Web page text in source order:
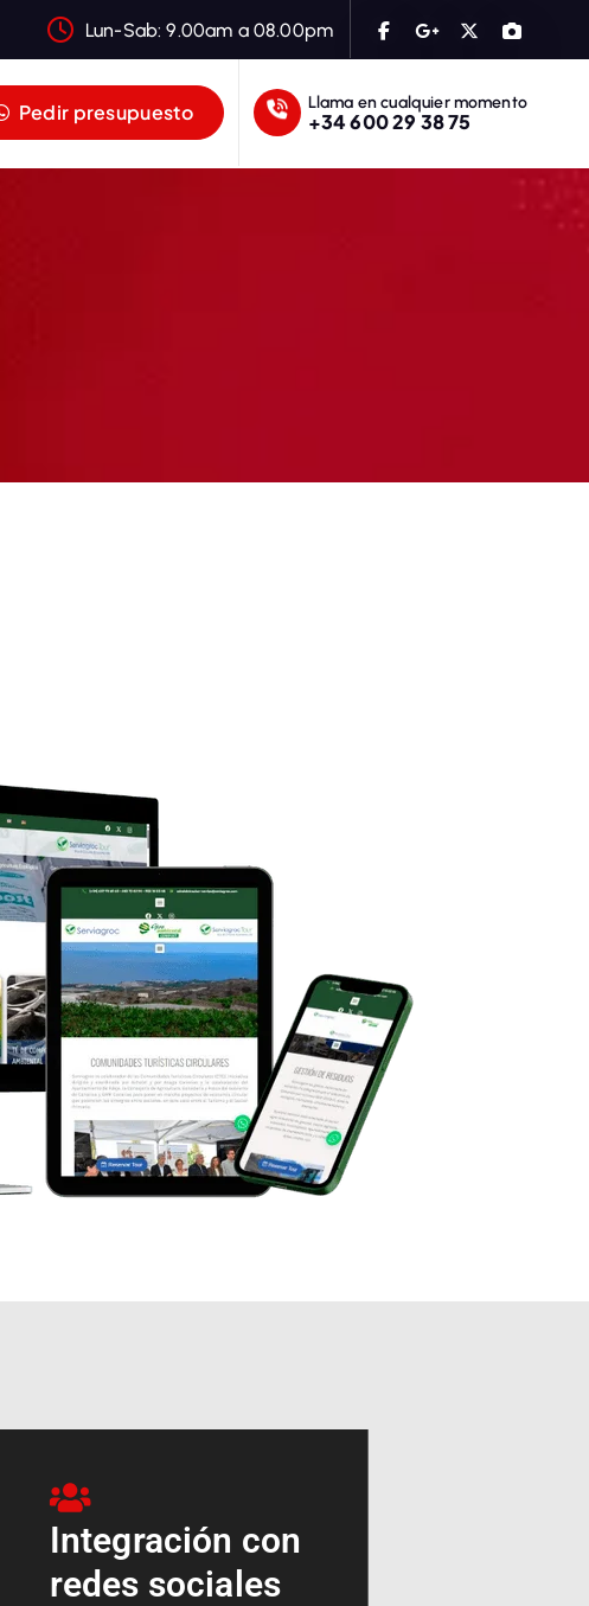
Lun-Sab: 9.00am a 08.00pm
Pedir presupuesto Llama en cualquier momento
+34 600 29 38 75
Integración con
redes sociales